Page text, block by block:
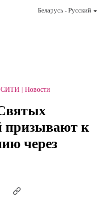
Беларусь-Pусский
Новости
призывают к
через